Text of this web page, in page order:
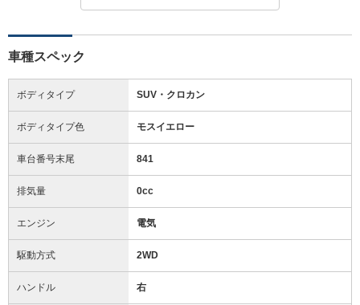
車種スペック
ボディタイプ SUV・クロカン
ボディタイプ色 モスイエロー
車台番号末尾 841
排気量 0cc
エンジン 電気
駆動方式 2WD
ハンドル 右